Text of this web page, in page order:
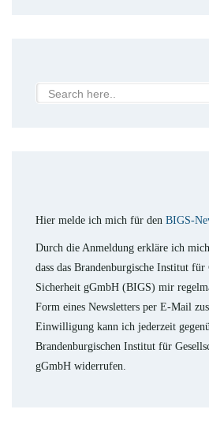
Hier melde ich mich für den BIGS-
Durch die Anmeldung erkläre ich
dass das Brandenburgische Institut für
Sicherheit gGmbH (BIGS) mir
Form eines Newsletters per E-Mail
Einwilligung kann ich jederzeit
Brandenburgischen Institut für
gGmbH widerrufen.